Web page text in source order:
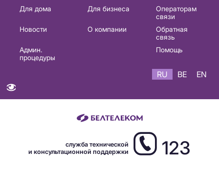
Основная
навигация
Для дома Для бизнеса
Операторам
связи
Новости
О компании
Обратная
связь
Админ.
процедуры
Помощь
RU BE EN
служба технической
и консультационной поддержки
123